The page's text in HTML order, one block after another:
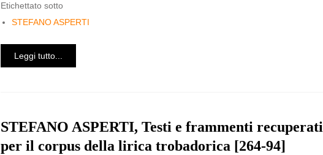
Etichettato sotto
STEFANO ASPERTI
Leggi tutto...
STEFANO ASPERTI, Testi e frammenti recuperati
per il corpus della lirica trobadorica [264-94]